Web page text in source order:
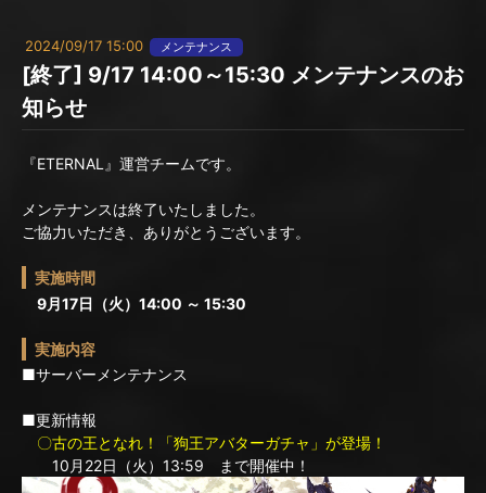
2024/09/17 15:00 メンテナンス
[終了] 9/17 14:00～15:30 メンテナンスのお
知らせ
『ETERNAL』運営チームです。
メンテナンスは終了いたしました。
ご協力いただき、ありがとうございます。
実施時間
9月17日（火）14:00 ～ 15:30
実施内容
■サーバーメンテナンス
■更新情報
〇古の王となれ！「狗王アバターガチャ」が登場！
10月22日（火）13:59 まで開催中！